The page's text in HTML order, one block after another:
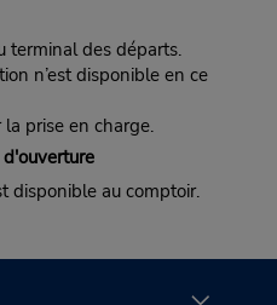
terminal des départs.
n’est disponible en ce
la prise en charge.
disponible au comptoir.